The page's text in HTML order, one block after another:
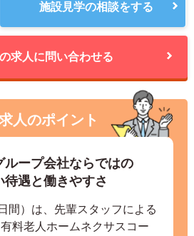
施設見学の相談をする
求人に問い合わせる
人のポイント
ループ会社ならではの
待遇と働きやすさ
間）は、先輩スタッフによる
料老人ホームネクサスコー